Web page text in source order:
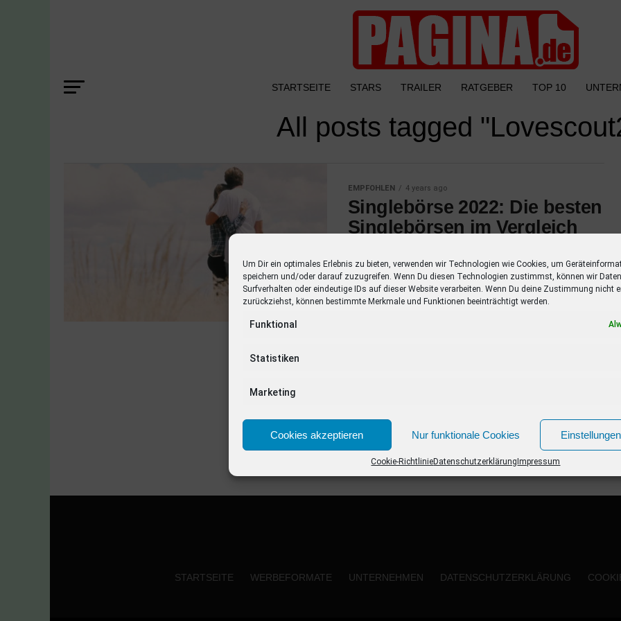
Um Dir ein optimales Erlebnis zu bieten, verwenden wir Technologien wie Cookies, um
speichern und/oder darauf zuzugreifen. Wenn Du diesen Technologien zustimmst, können wir
Surfverhalten oder eindeutige IDs auf dieser Website verarbeiten. Wenn Du deine Zustimmung nicht
zurückziehst, können bestimmte Merkmale und Funktionen beeinträchtigt werden.
Funktional
Statistiken
Marketing
Cookies akzeptieren Nur funktionale Cookies
Cookie-RichtlinieDatenschutzerklärung Impressum
STARTSEITE STARS TRAILER RATGEBER TOP 10
All posts tagged
EMPFOHLEN 4 years ago
Singlebörse 2022: Die besten
Singlebörsen im Vergleich
Singlebörsen im Vergleich. Abschließend
küren wir die beste Singlebörse 2022. 1.
Parship – Anzeige – Parship bietet nicht
STARTSEITE WERBEFORMATE UNTERNEHMEN DATENSCHUTZERKLÄRUNG